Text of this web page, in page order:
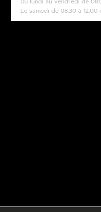
Le samedi de 08:30 à 12:00